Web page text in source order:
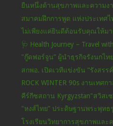
ยืนหนึ่งด้านสุขภาพและความง
สมาคมฝึกการพูด แห่งประเทศไ
ไม่เพียงแค่ยินดีต้อนรับคุณให้ม
🩺 Health Journey – Travel
"กู๊ดฟอร์จูน” ผู้นำธุรกิจรังนกไ
สกพอ. เปิดเวทีแข่งขัน “รังสรร
ROCK WINTER 90s งานเท
คีร์กีซสถาน Kyrgyzstan"สวิสเ
"หงส์ไทย” ประดิษฐานพระพุท
โรงเรียนวิทยาการสุขภาพและ